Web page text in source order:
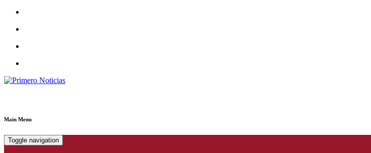
Main Menu
Toggle navigation